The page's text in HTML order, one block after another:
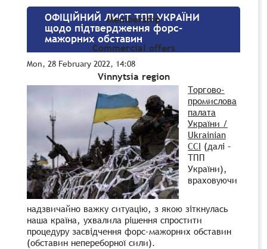
Membership
Commercial offers
Vinnytsia region
ОФІЦІЙНИЙ ЛИСТ ТПП УКРАЇНИ
щодо підтвердження форс-
мажорних обставин
Mon, 28 February 2022, 14:08
Торгово-
промислова
палата
України /
Ukrainian
CCI (далі –
ТПП
України),
враховуючи
надзвичайно важку ситуацію, з якою зіткнулась
наша країна, ухвалила рішення спростити
процедуру засвідчення форс-мажорних обставин
(обставин непереборної сили).